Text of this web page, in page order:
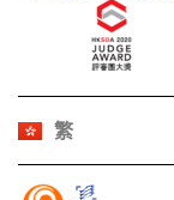
繁
한국어
日本語